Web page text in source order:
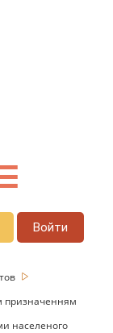
Войти
призначенням
населеного